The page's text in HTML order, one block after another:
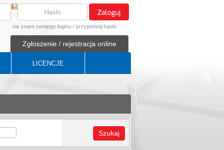
nie znam swojego loginu / przypomnij hasło
Zgłoszenie / rejestracja online
LICENCJE
Szukaj